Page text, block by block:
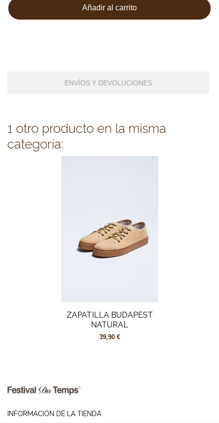
Añadir al carrito
ENVÍOS Y DEVOLUCIONES
1 otro producto en la misma
categoría:
ZAPATILLA BUDAPEST
NATURAL
39,90 €
INFORMACIÓN DE LA TIENDA